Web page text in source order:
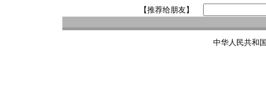
【推荐给朋友】
中华人民共和